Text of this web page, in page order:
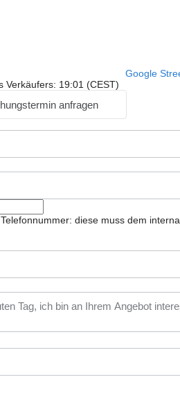
Google
Verkäufers: 19:01 (CEST)
anfragen
diese muss dem